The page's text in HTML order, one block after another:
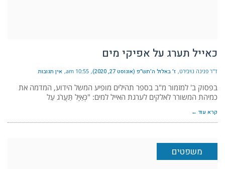
כאייל תערג על אפיקי מים
ד"ר פנינה נויבירט ז׳ באלול ה׳תש״פ (אוגוסט 27, 2020) 10:55 am אין תגובות
בפסוק ב' למזמור מ"ב בספר תהילים מופיע המשל הידוע, המדמה את
כמיהת המשורר לאלקים לערגת האייל למים: "כְּאַיָּל תַּעֲרֹג עַל
קרא עוד ←
משפטים